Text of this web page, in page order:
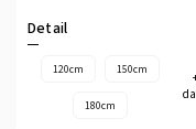
Detail
120cm 150cm
180cm